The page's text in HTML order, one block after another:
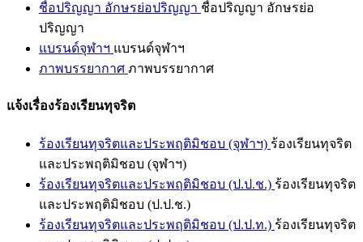
ชื่อปริญญา อักษรย่อปริญญา ชื่อปริญญา อักษรย่อ
ปริญญา
แบรนด์จุฬาฯ แบรนด์จุฬาฯ
ภาพบรรยากาศ ภาพบรรยากาศ
แจ้งเรื่องร้องเรียนทุจริต
ร้องเรียนทุจริตและประพฤติมิชอบ (จุฬาฯ) ร้องเรียนทุจริต
และประพฤติมิชอบ (จุฬาฯ)
ร้องเรียนทุจริตและประพฤติมิชอบ (ป.ป.ช.) ร้องเรียนทุจริต
และประพฤติมิชอบ (ป.ป.ช.)
ร้องเรียนทุจริตและประพฤติมิชอบ (ป.ป.ท.) ร้องเรียนทุจริต